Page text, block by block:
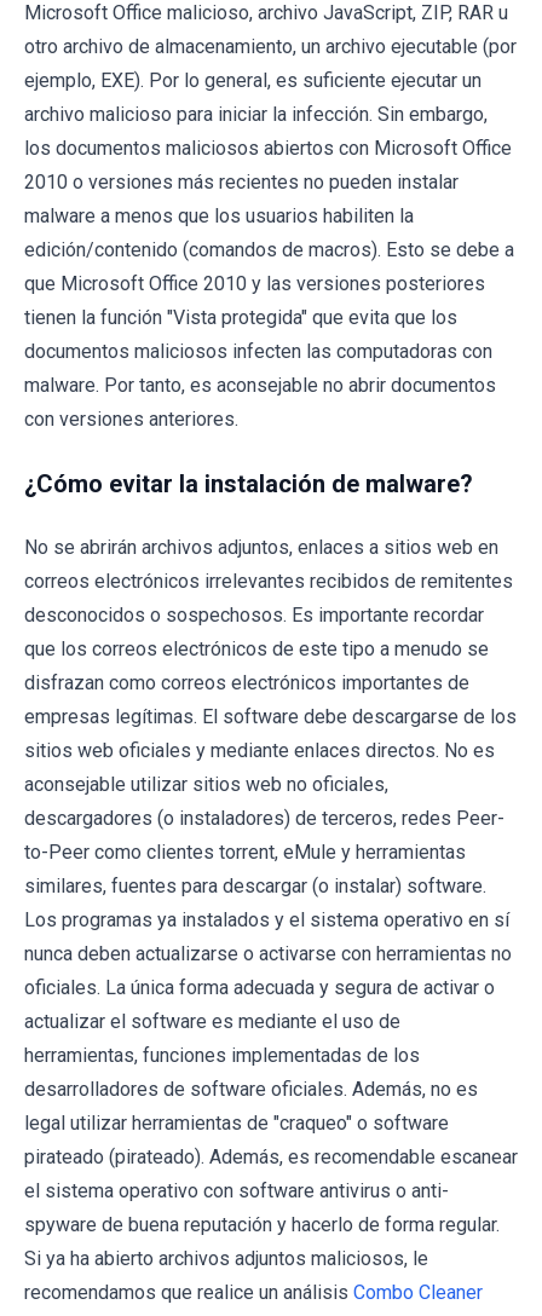
Microsoft Office malicioso, archivo JavaScript, ZIP, RAR u
otro archivo de almacenamiento, un archivo ejecutable (por
ejemplo, EXE). Por lo general, es suficiente ejecutar un
archivo malicioso para iniciar la infección. Sin embargo,
los documentos maliciosos abiertos con Microsoft Office
2010 o versiones más recientes no pueden instalar
malware a menos que los usuarios habiliten la
edición/contenido (comandos de macros). Esto se debe a
que Microsoft Office 2010 y las versiones posteriores
tienen la función "Vista protegida" que evita que los
documentos maliciosos infecten las computadoras con
malware. Por tanto, es aconsejable no abrir documentos
con versiones anteriores.
¿Cómo evitar la instalación de malware?
No se abrirán archivos adjuntos, enlaces a sitios web en
correos electrónicos irrelevantes recibidos de remitentes
desconocidos o sospechosos. Es importante recordar
que los correos electrónicos de este tipo a menudo se
disfrazan como correos electrónicos importantes de
empresas legítimas. El software debe descargarse de los
sitios web oficiales y mediante enlaces directos. No es
aconsejable utilizar sitios web no oficiales,
descargadores (o instaladores) de terceros, redes Peer-
to-Peer como clientes torrent, eMule y herramientas
similares, fuentes para descargar (o instalar) software.
Los programas ya instalados y el sistema operativo en sí
nunca deben actualizarse o activarse con herramientas no
oficiales. La única forma adecuada y segura de activar o
actualizar el software es mediante el uso de
herramientas, funciones implementadas de los
desarrolladores de software oficiales. Además, no es
legal utilizar herramientas de "craqueo" o software
pirateado (pirateado). Además, es recomendable escanear
el sistema operativo con software antivirus o anti-
spyware de buena reputación y hacerlo de forma regular.
Si ya ha abierto archivos adjuntos maliciosos, le
recomendamos que realice un análisis Combo Cleaner